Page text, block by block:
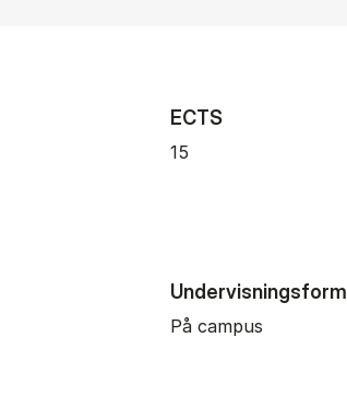
ECTS
15
Undervisningsform
På campus